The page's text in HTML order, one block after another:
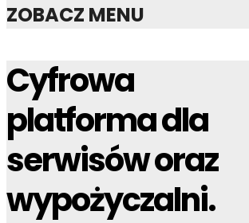
ZOBACZ MENU
Cyfrowa
platforma dla
serwisów oraz
wypożyczalni.